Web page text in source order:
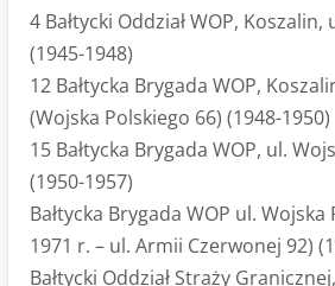
4 Bałtycki Oddział WOP,
(1945-1948)
12 Bałtycka Brygada WOP,
(Wojska Polskiego 66) (1948-1950)
15 Bałtycka Brygada WOP, ul.
(1950-1957)
Bałtycka Brygada WOP ul.
1971 r. – ul. Armii Czerwonej 92)
Bałtycki Oddział Straży